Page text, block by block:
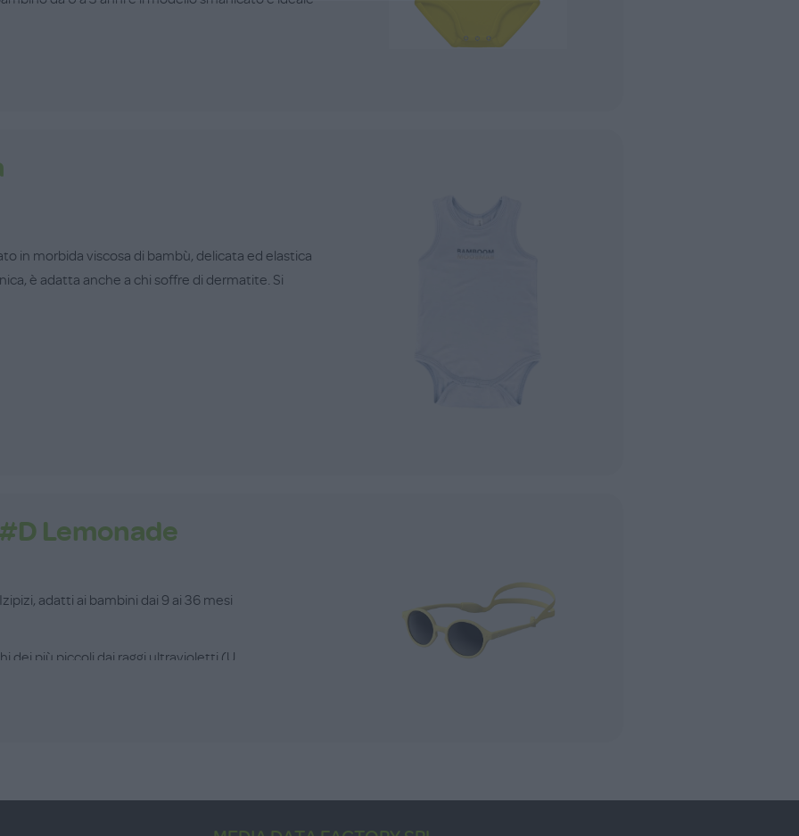
in morbida viscosa di bambù, delicata ed elastica
è adatta anche a chi soffre di dermatite. Si
Lemonade
adatti ai bambini dai 9 ai 36 mesi
più piccoli dai raggi ultravioletti (U...